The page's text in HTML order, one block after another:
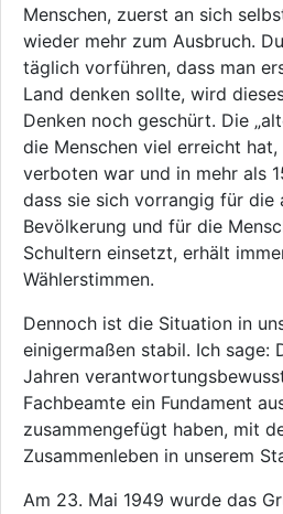
Menschen, zuerst an sich
wieder mehr zum Ausbruch.
täglich vorführen, dass man
Land denken sollte, wird
Denken noch geschürt. Die
die Menschen viel erreicht
verboten war und in mehr als
dass sie sich vorrangig für die
Bevölkerung und für die
Schultern einsetzt, erhält
Wählerstimmen.
Dennoch ist die Situation in
einigermaßen stabil. Ich sage:
Jahren
Fachbeamte ein Fundament
zusammengefügt haben, mit
Zusammenleben in unserem
Am 23. Mai 1949 wurde das